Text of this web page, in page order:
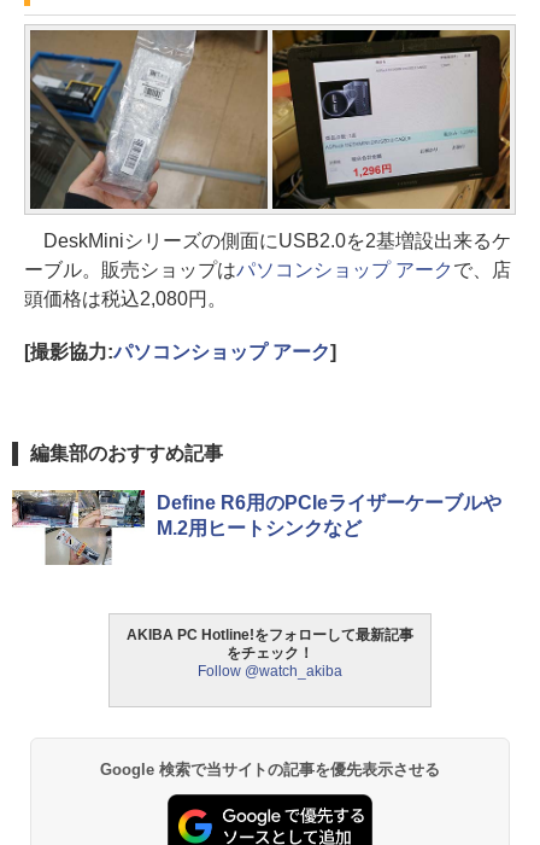
DeskMiniシリーズの側面にUSB2.0を2基増設出来るケ
ーブル。販売ショップはパソコンショップ アーク で、店
頭価格は税込2,080円。
[撮影協力:パソコンショップ アーク]
編集部のおすすめ記事
Define R6用のPCIeライザーケーブルや
M.2用ヒートシンクなど
AKIBA PC Hotline!をフォローして最新記事
をチェック！
Follow @watch_akiba
Google 検索で当サイトの記事を優先表示させる